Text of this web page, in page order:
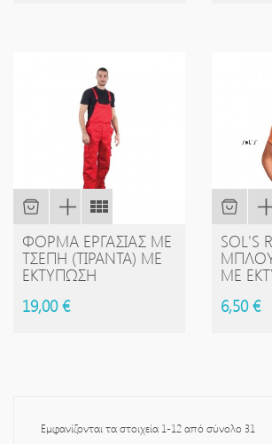
ΦΌΡΜΑ ΕΡΓΑΣΊΑΣ ΜΕ
ΤΣΈΠΗ (ΤΙΡΆΝΤΑ) ΜΕ
ΕΚΤΎΠΩΣΗ
19,00 €
SOL'S
ΜΕ
6,50 €
Εμφανίζονται τα στοιχεία 1-12 από σύνολο 31